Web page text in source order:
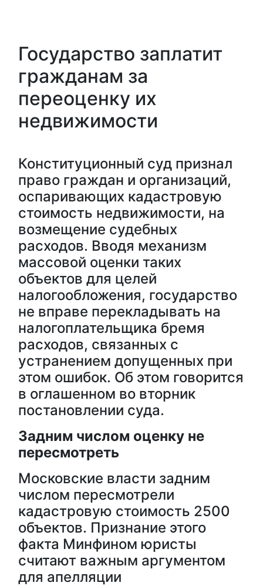
Государство заплатит
гражданам за
переоценку их
недвижимости
Конституционный суд признал
право граждан и организаций,
оспаривающих кадастровую
стоимость недвижимости, на
возмещение судебных
расходов. Вводя механизм
массовой оценки таких
объектов для целей
налогообложения, государство
не вправе перекладывать на
налогоплательщика бремя
расходов, связанных с
устранением допущенных при
этом ошибок. Об этом говорится
в оглашенном во вторник
постановлении суда.
Задним числом оценку не
пересмотреть
Московские власти задним
числом пересмотрели
кадастровую стоимость 2500
объектов. Признание этого
факта Минфином юристы
считают важным аргументом
для апелляции